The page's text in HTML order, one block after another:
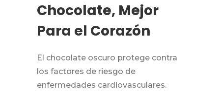
Chocolate, Mejor
Para el Corazón
El chocolate oscuro protege contra
los factores de riesgo de
enfermedades cardiovasculares.